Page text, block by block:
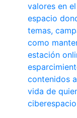
valores en
espacio
temas,
como
estación
contenidos
vida de